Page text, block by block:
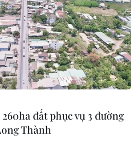
đất phục vụ 3 đường
Thành